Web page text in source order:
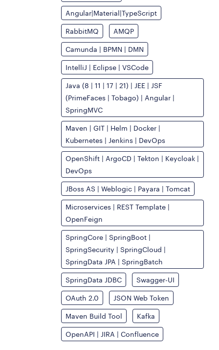
Angular|Material|TypeScript
RabbitMQ AMQP
Camunda | BPMN | DMN
IntelliJ | Eclipse | VSCode
Java (8 | 11 | 17 | 21) | JEE | JSF
(PrimeFaces | Tobago) | Angular |
SpringMVC
Maven | GIT | Helm | Docker |
Kubernetes | Jenkins | DevOps
OpenShift | ArgoCD | Tekton | Keycloak |
DevOps
JBoss AS | Weblogic | Payara | Tomcat
Microservices | REST Template |
OpenFeign
SpringCore | SpringBoot |
SpringSecurity | SpringCloud |
SpringData JPA | SpringBatch
SpringData JDBC Swagger-UI
OAuth 2.0 JSON Web Token
Maven Build Tool Kafka
OpenAPI | JIRA | Confluence